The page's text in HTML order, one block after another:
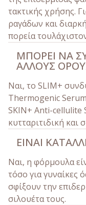
τακτικής χρήσης.
ραγάδων και
πορεία
ΜΠΟΡΕΊ ΝΑ
ΆΛΛΟΥΣ
Ναι, το SLIM+
Thermogenic
SKIN+ Anti-cellulite
κυτταριτιδική και
ΕΊΝΑΙ
Ναι, η φόρμουλα
τόσο για γυναίκες
σφίξουν την
σιλουέτα τους.